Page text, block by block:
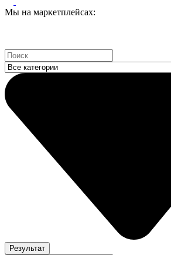
Мы на маркетплейсах:
Search
...
Результат